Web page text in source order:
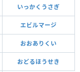
いっかくうさぎ
エビルマージ
おおありくい
おどるほうせき